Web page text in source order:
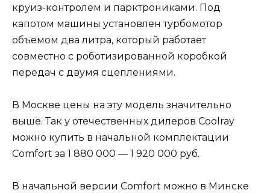
круиз-контролем и парктрониками. Под
капотом машины установлен турбомотор
объемом два литра, который работает
совместно с роботизированной коробкой
передач с двумя сцеплениями.
В Москве цены на эту модель значительно
выше. Так у отечественных дилеров Coolray
можно купить в начальной комплектации
Comfort за 1 880 000 — 1 920 000 руб.
В начальной версии Comfort можно в Минске